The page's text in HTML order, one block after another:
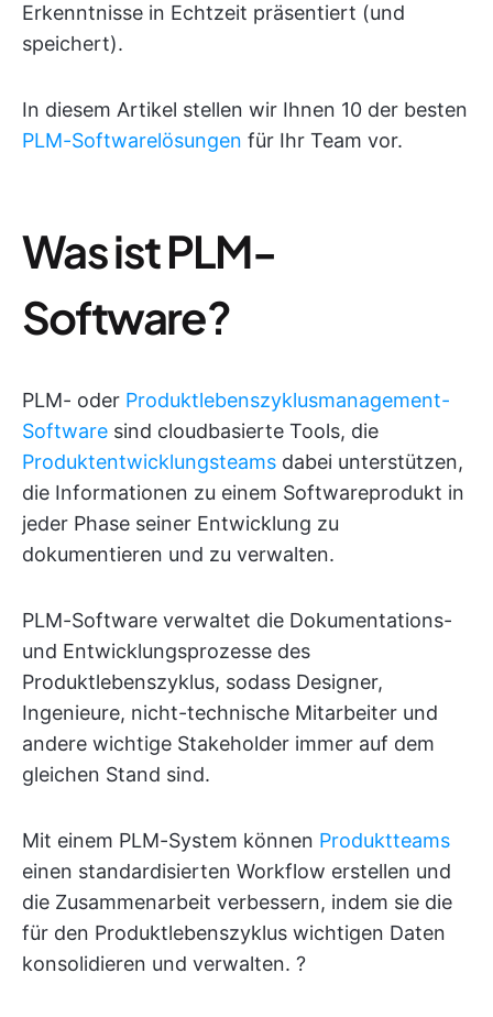
Erkenntnisse in Echtzeit präsentiert (und
speichert).
In diesem Artikel stellen wir Ihnen 10 der besten
PLM-Softwarelösungen für Ihr Team vor.
Was ist PLM-
Software?
PLM- oder Produktlebenszyklusmanagement-
Software sind cloudbasierte Tools, die
Produktentwicklungsteams dabei unterstützen,
die Informationen zu einem Softwareprodukt in
jeder Phase seiner Entwicklung zu
dokumentieren und zu verwalten.
PLM-Software verwaltet die Dokumentations-
und Entwicklungsprozesse des
Produktlebenszyklus, sodass Designer,
Ingenieure, nicht-technische Mitarbeiter und
andere wichtige Stakeholder immer auf dem
gleichen Stand sind.
Mit einem PLM-System können Produktteams
einen standardisierten Workflow erstellen und
die Zusammenarbeit verbessern, indem sie die
für den Produktlebenszyklus wichtigen Daten
konsolidieren und verwalten. ?